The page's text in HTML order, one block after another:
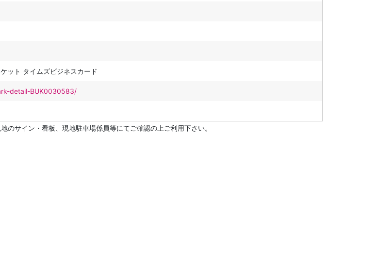
ット タイムズビジネスカード
detail-BUK0030583/
サイン・看板、現地駐車場係員等にてご確認の上ご利用下さい。